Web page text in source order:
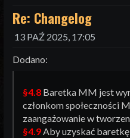
Re: Changelog
13 PAŹ 2025, 17:05
Dodano:
§4.8 Baretka MM jest
członkom społeczności
zaangażowanie w
§4.9Aby uzyskać